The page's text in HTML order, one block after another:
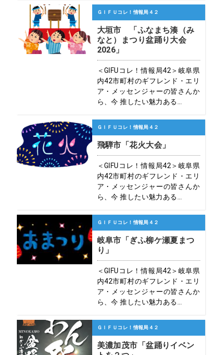
ＧＩＦＵコレ！情報局４２
大垣市 「ふなまち湊（み
なと）まつり盆踊り大会
2026」
＜GIFUコレ！情報局42＞岐阜県
内42市町村のギフレンド・エリ
ア・メッセンジャーの皆さんか
ら、今 推したい魅力ある...
ＧＩＦＵコレ！情報局４２
飛騨市「花火大会」
＜GIFUコレ！情報局42＞岐阜県
内42市町村のギフレンド・エリ
ア・メッセンジャーの皆さんか
ら、今 推したい魅力ある...
ＧＩＦＵコレ！情報局４２
岐阜市「ぎふ柳ケ瀬夏まつ
り」
＜GIFUコレ！情報局42＞岐阜県
内42市町村のギフレンド・エリ
ア・メッセンジャーの皆さんか
ら、今 推したい魅力ある...
ＧＩＦＵコレ！情報局４２
美濃加茂市「盆踊りイベン